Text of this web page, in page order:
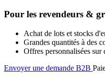
Pour les revendeurs &
Achat de lots et stocks
Grandes quantités à des
Offres personnalisées sur
Envoyer une demande B2B